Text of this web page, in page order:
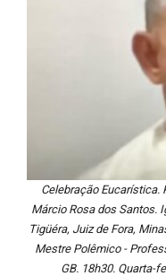
Celebração Eucarística.
Márcio Rosa dos Santos.
Tigüéra, Juiz de Fora,
Mestre Polêmico -
GB. 18h30. Quarta-